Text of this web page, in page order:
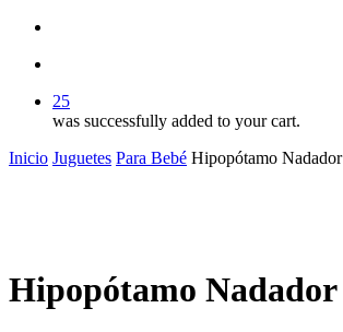
25
was successfully added to your cart.
Inicio Juguetes Para Bebé Hipopótamo Nadador
Hipopótamo Nadador